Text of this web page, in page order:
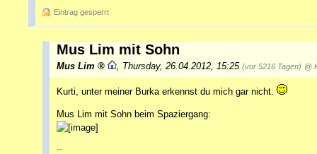
Eintrag gesperrt
Mus Lim mit Sohn
Mus Lim , Thursday, 26.04.2012, 15:25 (vor 5216 Tagen) @
Kurti, unter meiner Burka erkennst du mich gar nicht.
Mus Lim mit Sohn beim Spaziergang:
--